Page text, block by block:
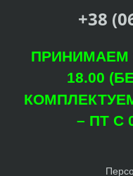
+38
ПРИНИМАЕМ
18.00
– ПТ С